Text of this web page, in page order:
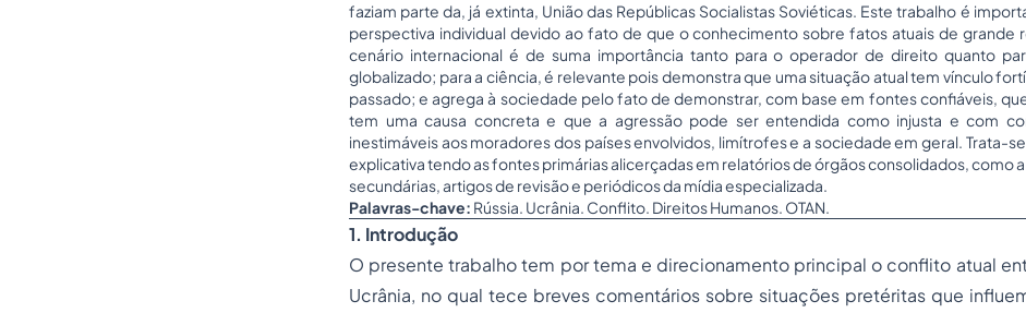
faziam parte da, já extinta, União das Repúblicas Socialistas Soviéticas. Este trabalho é
perspectiva individual devido ao fato de que o conhecimento sobre fatos atuais de grande
cenário internacional é de suma importância tanto para o operador de direito quanto
globalizado; para a ciência, é relevante pois demonstra que uma situação atual tem vínculo
passado; e agrega à sociedade pelo fato de demonstrar, com base em fontes confiáveis,
tem uma causa concreta e que a agressão pode ser entendida como injusta e com
inestimáveis aos moradores dos países envolvidos, limítrofes e a sociedade em geral. Trata-
explicativa tendo as fontes primárias alicerçadas em relatórios de órgãos consolidados, como
secundárias, artigos de revisão e periódicos da mídia especializada.
Palavras-chave: Rússia. Ucrânia. Conflito. Direitos Humanos. OTAN.
1. Introdução
O presente trabalho tem por tema e direcionamento principal o conflito atual
Ucrânia, no qual tece breves comentários sobre situações pretéritas que